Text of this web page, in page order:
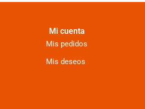
Mi cuenta
Mis pedidos
Mis deseos